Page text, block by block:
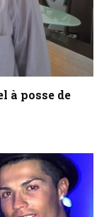
à posse de